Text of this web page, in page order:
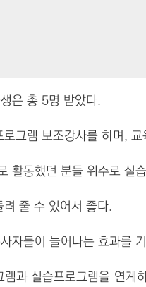
은 총 5명 받았다.
그램 보조강사를 하며,
활동했던 분들 위주로 실
려 줄 수 있어서 좋다.
자들이 늘어나는 효과를
과 실습프로그램을 연계